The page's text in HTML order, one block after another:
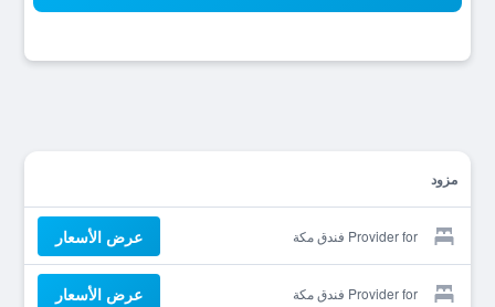
مزود
Provider for فندق مكة عرض الأسعار
Provider for فندق مكة عرض الأسعار